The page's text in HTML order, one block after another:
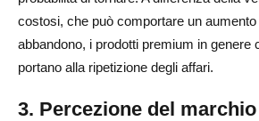
costosi, che può comportare un
abbandono, i prodotti premium in genere
portano alla ripetizione degli affari.
3. Percezione del